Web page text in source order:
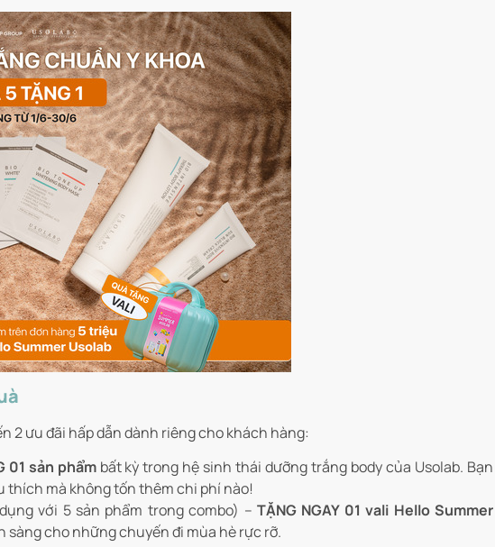
2 ưu đãi hấp dẫn dành riêng cho khách hàng:
01 sản phẩm bất kỳ trong hệ sinh thái dưỡng trắng body của Usolab. Bạn
thích mà không tốn thêm chi phí nào!
với 5 sản phẩm trong combo) –TẶNG NGAY 01 vali Hello Summer
sàng cho những chuyến đi mùa hè rực rỡ.